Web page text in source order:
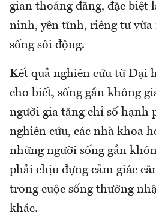
gian thoáng đãng, đặc biệt
ninh, yên tĩnh, riêng tư
sống sôi động.
Kết quả nghiên cứu từ Đại
cho biết, sống gần không
người gia tăng chỉ số hạnh
nghiên cứu, các nhà khoa
những người sống gần
phải chịu đựng cảm giác
trong cuộc sống thường
khác.